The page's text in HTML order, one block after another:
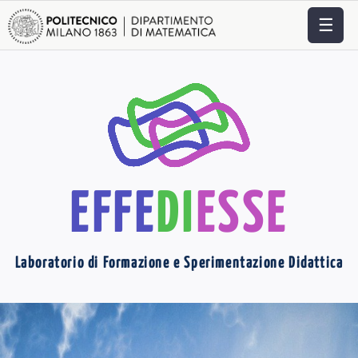
☰
EFFEDIESSE
Laboratorio di Formazione e Sperimentazione Didattica